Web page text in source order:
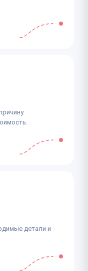
детали и